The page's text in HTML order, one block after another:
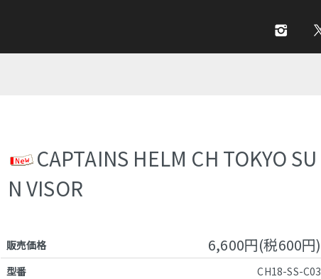
CAPTAINS HELM CH TOKYO SU
N VISOR
販売価格 6,600円(税600円)
型番 CH18-SS-C03